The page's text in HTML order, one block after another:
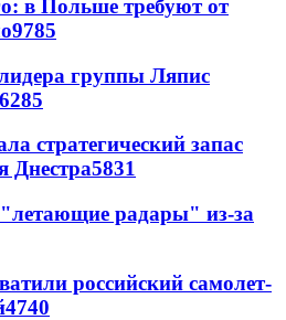
в Польше требуют от
9785
группы Ляпис
6285
стратегический запас
Днестра5831
радары" из-за
российский самолет-
4740